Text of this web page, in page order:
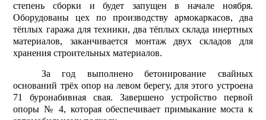
степень сборки и будет запущен в начале ноября.
Оборудованы цех по производству армокаркасов, два
тёплых гаража для техники, два тёплых склада инертных
материалов, заканчивается монтаж двух складов для
хранения строительных материалов.
За год выполнено бетонирование свайных
оснований трёх опор на левом берегу, для этого устроена
71 буронабивная свая. Завершено устройство первой
опоры № 4, которая обеспечивает примыкание моста к